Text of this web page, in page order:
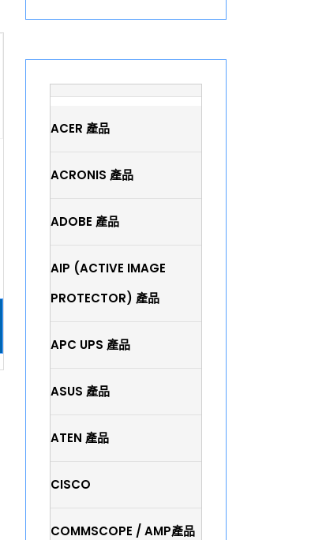
ACER 產品
ACRONIS 產品
ADOBE 產品
AIP (ACTIVE IMAGE
PROTECTOR) 產品
APC UPS 產品
ASUS 產品
ATEN 產品
CISCO
COMMSCOPE / AMP產品